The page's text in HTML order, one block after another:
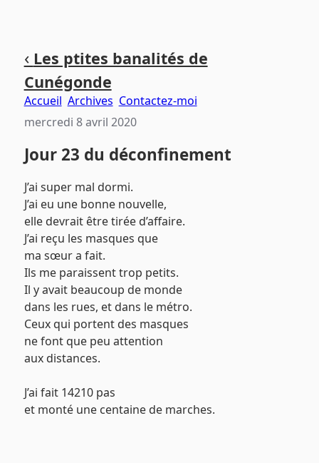
contenu
principal
menu
principal
‹ Les ptites banalités de
Cunégonde
Accueil Archives Contactez-moi
mercredi 8 avril 2020
Jour 23 du déconfinement
J’ai super mal dormi.
J’ai eu une bonne nouvelle,
elle devrait être tirée d’affaire.
J’ai reçu les masques que
ma sœur a fait.
Ils me paraissent trop petits.
Il y avait beaucoup de monde
dans les rues, et dans le métro.
Ceux qui portent des masques
ne font que peu attention
aux distances.
J’ai fait 14210 pas
et monté une centaine de marches.